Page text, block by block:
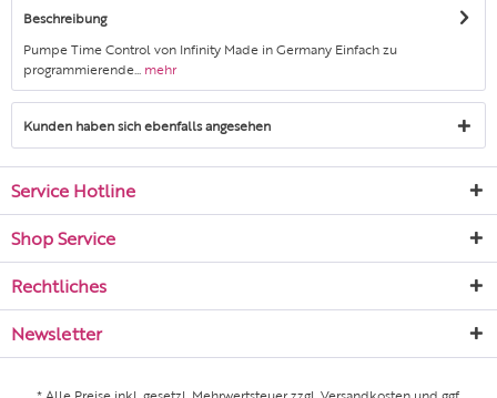
Beschreibung
Pumpe Time Control von Infinity Made in Germany Einfach zu
programmierende...
mehr
Kunden haben sich ebenfalls angesehen
Service Hotline
Shop Service
Rechtliches
Newsletter